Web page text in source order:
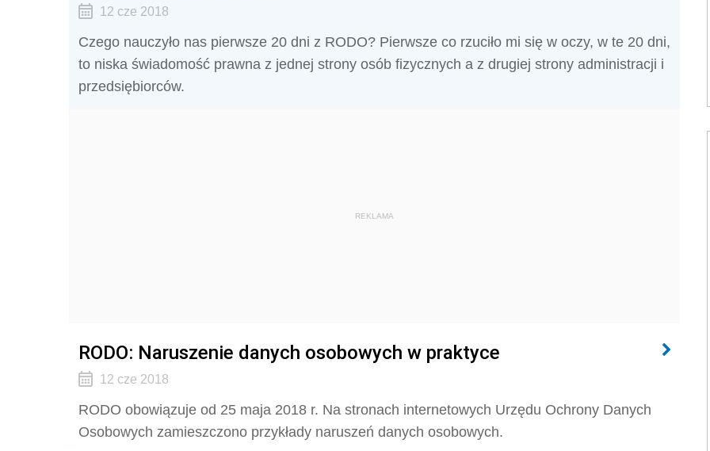
12 cze 2018
Czego nauczyło nas pierwsze 20 dni z RODO? Pierwsze co rzuciło mi się w oczy, w te 20 dni,
to niska świadomość prawna z jednej strony osób fizycznych a z drugiej strony administracji i
przedsiębiorców.
REKLAMA
RODO: Naruszenie danych osobowych w praktyce
12 cze 2018
RODO obowiązuje od 25 maja 2018 r. Na stronach internetowych Urzędu Ochrony Danych
Osobowych zamieszczono przykłady naruszeń danych osobowych.